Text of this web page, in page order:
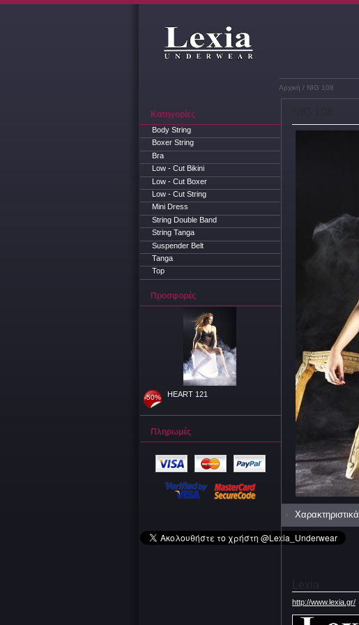
Αρχική / NIG 108
Κατηγορίες
Body String
Boxer String
Bra
Low - Cut Bikini
Low - Cut Boxer
Low - Cut String
Mini Dress
String Double Band
String Tanga
Suspender Belt
Tanga
Top
Προσφορές
-50% HEART 121
Πληρωμές
Χαρακτηριστικά
http://www.lexia.gr/